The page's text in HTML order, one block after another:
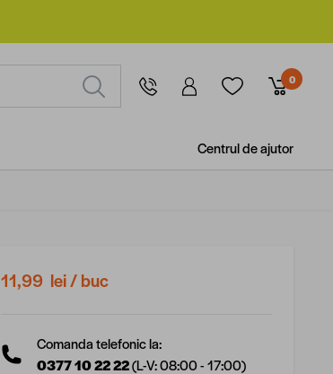
0
Centrul de ajutor
11,99 lei/ buc
Comanda telefonic la:
0377 10 22 22(L-V: 08:00 - 17:00)